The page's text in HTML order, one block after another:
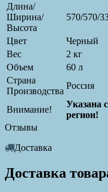
Длина/
Ширина/
Высота
570/570/
Цвет
Черный
Вес
2 кг
Объем
60 л
Страна
Производства
Россия
Внимание!
Указана
регион!
Отзывы
Доставка
Доставка